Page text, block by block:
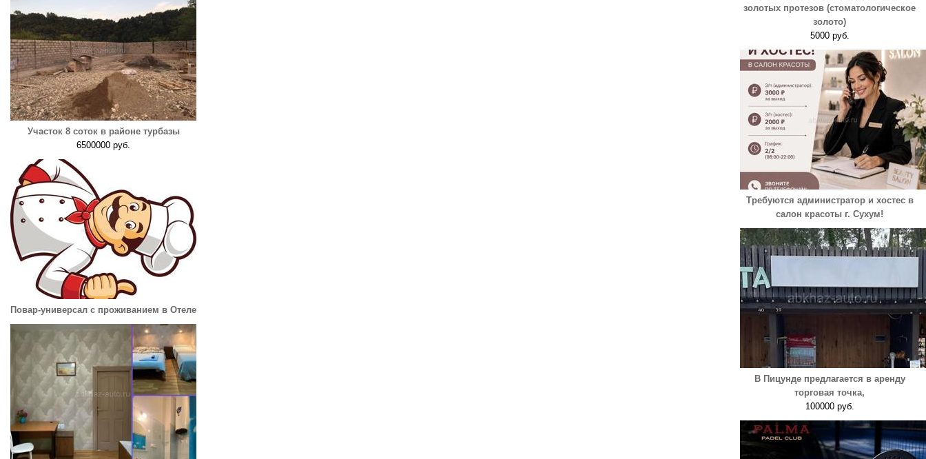
Участок 8 соток в районе турбазы
6500000 руб.
Повар-универсал с проживанием в Отеле
золотых протезов (стоматологическое
золото)
5000 руб.
Требуются администратор и хостес в
салон красоты г. Сухум!
В Пицунде предлагается в аренду
торговая точка,
100000 руб.